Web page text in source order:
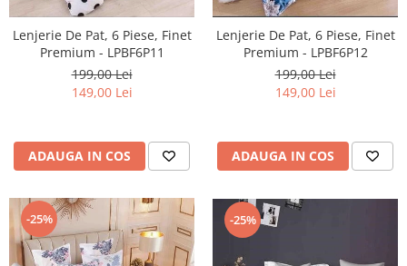
Lenjerie De Pat, 6 Piese, Finet
Premium - LPBF6P11
199,00 Lei
149,00 Lei
ADAUGA IN COS
Lenjerie De Pat, 6 Piese, Finet
Premium - LPBF6P12
199,00 Lei
149,00 Lei
ADAUGA IN COS
-25% -25%